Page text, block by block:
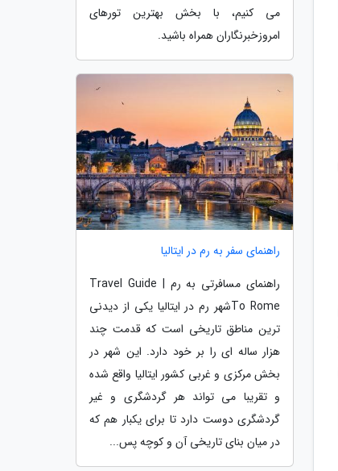
می کنیم، با بخش بهترین تورهای
امروزخبرنگاران همراه باشید.
راهنمای سفر به رم در ایتالیا
راهنمای مسافرتی به رم | Travel Guide
To Romeشهر رم در ایتالیا یکی از دیدنی
ترین مناطق تاریخی است که قدمت چند
هزار ساله ای را بر خود دارد. این شهر در
بخش مرکزی و غربی کشور ایتالیا واقع شده
و تقریبا می تواند هر گردشگری و غیر
گردشگری دوست دارد تا برای یکبار هم که
در میان بنای تاریخی آن و کوچه پس...